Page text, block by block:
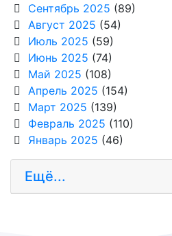
Сентябрь 2025 (89)
Август 2025 (54)
Июль 2025 (59)
Июнь 2025 (74)
Май 2025 (108)
Апрель 2025 (154)
Март 2025 (139)
Февраль 2025 (110)
Январь 2025 (46)
Ещё...